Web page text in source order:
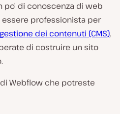
po’ di conoscenza di web
essere professionista per
dei contenuti (CMS),
di costruire un sito
Webflow che potreste